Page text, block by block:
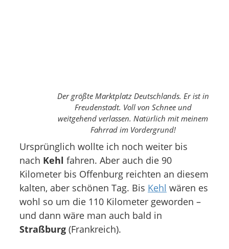
Der größte Marktplatz Deutschlands. Er ist in
Freudenstadt. Voll von Schnee und
weitgehend verlassen. Natürlich mit meinem
Fahrrad im Vordergrund!
Ursprünglich wollte ich noch weiter bis
nach Kehl fahren. Aber auch die 90
Kilometer bis Offenburg reichten an diesem
kalten, aber schönen Tag. Bis Kehl wären es
wohl so um die 110 Kilometer geworden –
und dann wäre man auch bald in
Straßburg (Frankreich).